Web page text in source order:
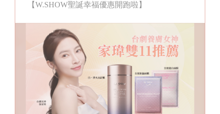
【W.SHOW聖誕幸福優惠開跑啦】